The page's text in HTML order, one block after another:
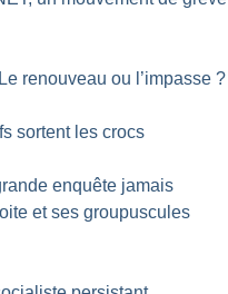
renouveau ou l’impasse ?
sortent les crocs
enquête jamais
et ses groupuscules